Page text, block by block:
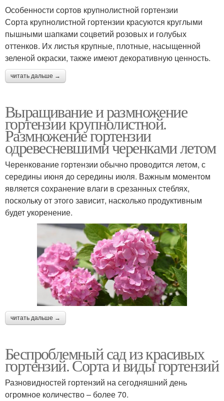
Особенности сортов крупнолистной гортензии
Сорта крупнолистной гортензии красуются круглыми
пышными шапками соцветий розовых и голубых
оттенков. Их листья крупные, плотные, насыщенной
зеленой окраски, также имеют декоративную ценность.
читать дальше →
Выращивание и размножение
гортензии крупнолистной.
Размножение гортензии
одревесневшими черенками летом
Черенкование гортензии обычно проводится летом, с
середины июня до середины июля. Важным моментом
является сохранение влаги в срезанных стеблях,
поскольку от этого зависит, насколько продуктивным
будет укоренение.
читать дальше →
Беспроблемный сад из красивых
гортензий. Сорта и виды гортензий
Разновидностей гортензий на сегодняшний день
огромное количество – более 70.